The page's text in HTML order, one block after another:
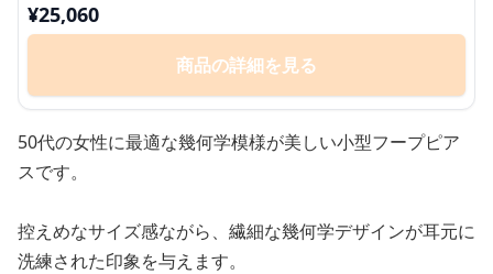
¥25,060
商品の詳細を見る
50代の女性に最適な幾何学模様が美しい小型フープピア
スです。
控えめなサイズ感ながら、繊細な幾何学デザインが耳元に
洗練された印象を与えます。